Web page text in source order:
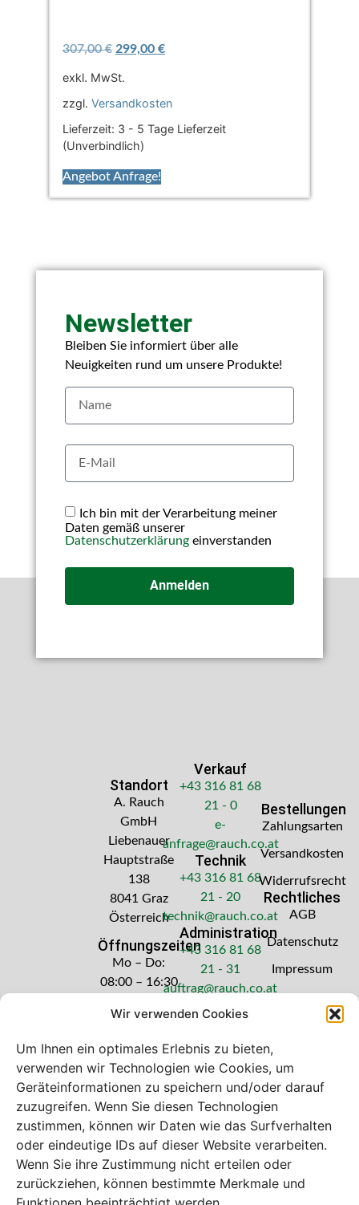
Wir verwenden Cookies
Um Ihnen ein optimales Erlebnis zu bieten,
verwenden wir Technologien wie Cookies, um
Geräteinformationen zu speichern und/oder darauf
zuzugreifen. Wenn Sie diesen Technologien
zustimmen, können wir Daten wie das Surfverhalten
oder eindeutige IDs auf dieser Website verarbeiten.
Wenn Sie ihre Zustimmung nicht erteilen oder
zurückziehen, können bestimmte Merkmale und
307,00€ 299,00 €
exkl. MwSt.
zzgl. Versandkosten
Lieferzeit: 3 - 5 Tage Lieferzeit
(Unverbindlich)
Angebot Anfrage!
Newsletter
Bleiben Sie informiert über alle
Neuigkeiten rund um unsere Produkte!
Ich bin mit der Verarbeitung meiner
Daten gemäß unserer
Datenschutzerklärungeinverstanden
Anmelden
Standort
A. Rauch
GmbH
Liebenauer
Hauptstraße
138
8041 Graz
Österreich
Öffnungszeiten
Mo – Do:
08:00 – 16:30
Freitag: 08:00
Verkauf
+43 316 81 68
21 - 0
e-
anfrage@rauch.co.at
Technik
+43 316 81 68
21 - 20
technik@rauch.co.at
Administration
+43 316 81 68
21 - 31
auftrag@rauch.co.at
Bestellungen
Zahlungsarten
Versandkosten
Widerrufsrecht
Rechtliches
AGB
Datenschutz
Impressum
Bei diesem Webshop handelt es sich um
einen B2B-Webshop
A. Rauch GmbH – Ihr Experte aus Österreich für Waagen,
Eich- & Kalibrierservice, Sprühnebel-Zerstäubungstechnik